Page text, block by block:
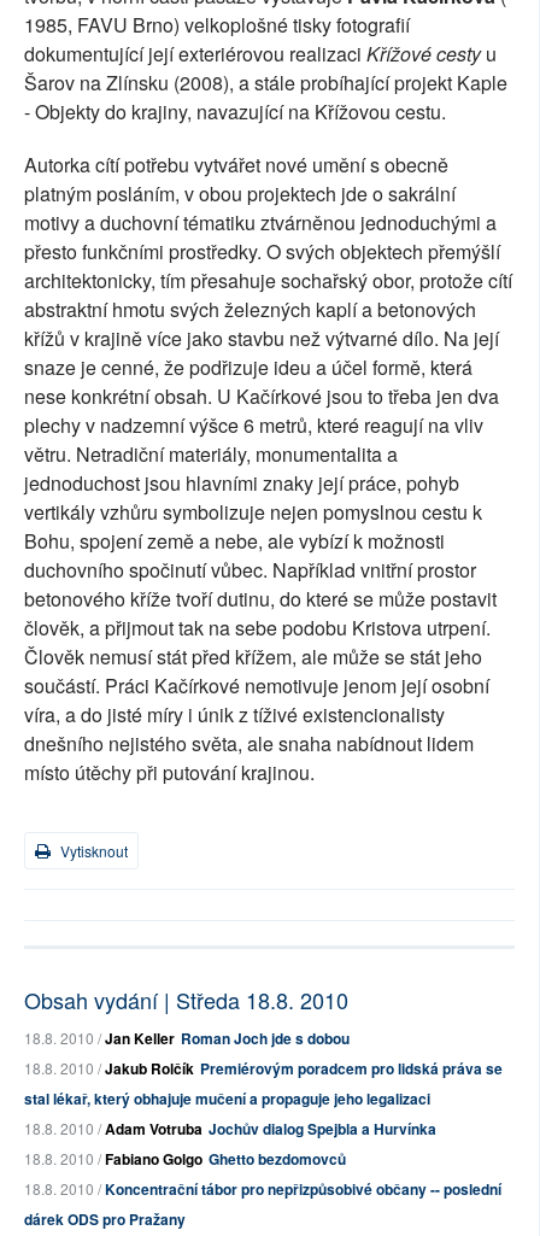
1985, FAVU Brno) velkoplošné tisky fotografií
dokumentující její exteriérovou realizaci Křížové cestyu
Šarov na Zlínsku (2008), a stále probíhající projekt Kaple
- Objekty do krajiny, navazující na Křížovou cestu.
Autorka cítí potřebu vytvářet nové umění s obecně
platným posláním, v obou projektech jde o sakrální
motivy a duchovní tématiku ztvárněnou jednoduchými a
přesto funkčními prostředky. O svých objektech přemýšlí
architektonicky, tím přesahuje sochařský obor, protože cítí
abstraktní hmotu svých železných kaplí a betonových
křížů v krajině více jako stavbu než výtvarné dílo. Na její
snaze je cenné, že podřizuje ideu a účel formě, která
nese konkrétní obsah. U Kačírkové jsou to třeba jen dva
plechy v nadzemní výšce 6 metrů, které reagují na vliv
větru. Netradiční materiály, monumentalita a
jednoduchost jsou hlavními znaky její práce, pohyb
vertikály vzhůru symbolizuje nejen pomyslnou cestu k
Bohu, spojení země a nebe, ale vybízí k možnosti
duchovního spočinutí vůbec. Například vnitřní prostor
betonového kříže tvoří dutinu, do které se může postavit
člověk, a přijmout tak na sebe podobu Kristova utrpení.
Člověk nemusí stát před křížem, ale může se stát jeho
součástí. Práci Kačírkové nemotivuje jenom její osobní
víra, a do jisté míry i únik z tíživé existencionalisty
dnešního nejistého světa, ale snaha nabídnout lidem
místo útěchy při putování krajinou.
Vytisknout
Obsah vydání | Středa 18.8. 2010
18.8. 2010 /Jan Keller Roman Joch jde s dobou
18.8. 2010 /Jakub Rolčík Premiérovým poradcem pro lidská práva se
stal lékař, který obhajuje mučení a propaguje jeho legalizaci
18.8. 2010 /Adam Votruba Jochův dialog Spejbla a Hurvínka
18.8. 2010 /Fabiano Golgo Ghetto bezdomovců
18.8. 2010 /Koncentrační tábor pro nepřizpůsobivé občany -- poslední
dárek ODS pro Pražany